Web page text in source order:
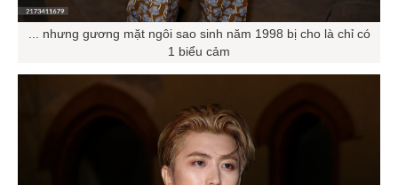
... nhưng gương mặt ngôi sao sinh năm 1998 bị cho là chỉ có
1 biểu cảm